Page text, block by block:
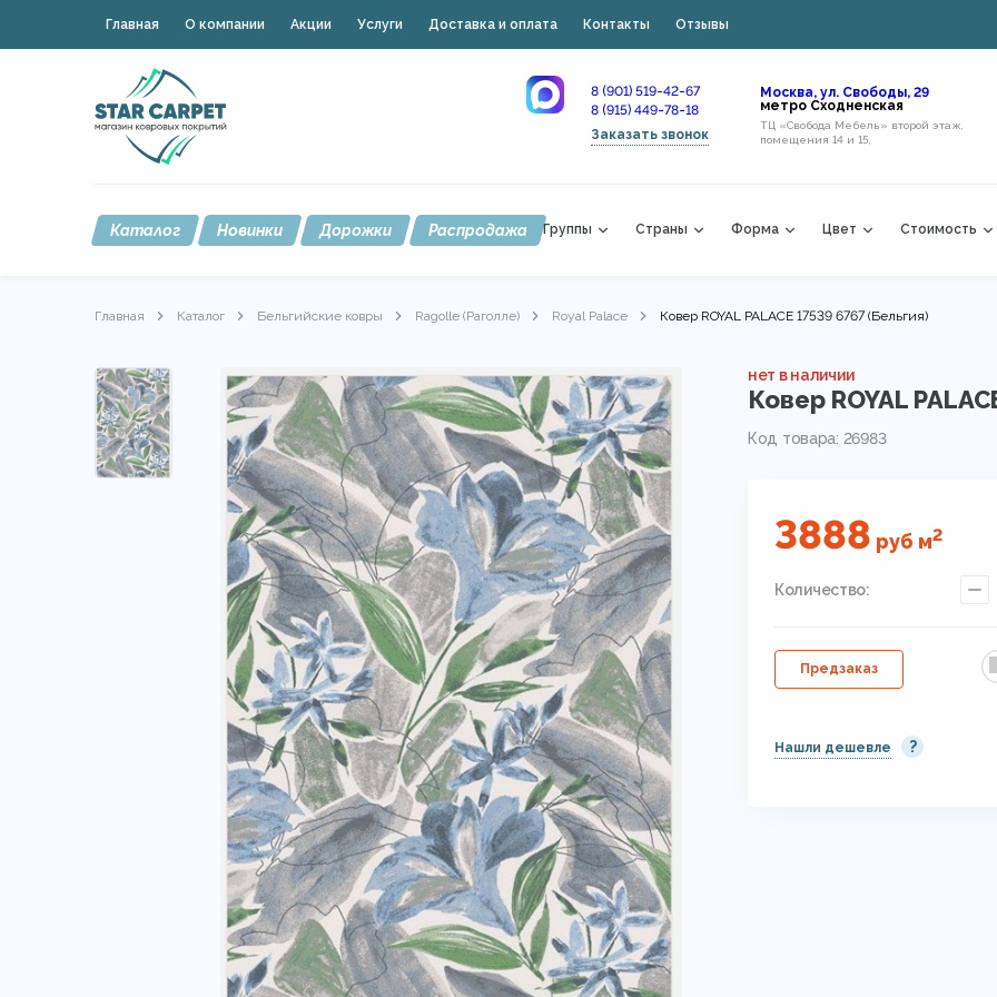
Главная О компании Акции Услуги Доставка и оплата Контакты Отзывы
8 (901) 519-42-67
8 (915) 449-78-18
Заказать звонок
Москва, ул. Свободы, 29
метро Сходненская
ТЦ «Свобода Мебель» второй этаж,
помещения 14 и 15,
Каталог Новинки Дорожки Распродажа Группы Страны Форма Цвет Стоимость
Главная Каталог Бельгийские ковры Ragolle (Раголле) Royal Palace Ковер ROYAL PALACE 17539 6767 (Бельгия)
нет в наличии
Ковер ROYAL
Код товара: 26983
3888 руб м2
Количество:
Предзаказ
Нашли дешевле ?